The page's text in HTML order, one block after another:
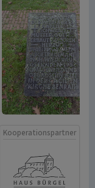
Kooperationspartner